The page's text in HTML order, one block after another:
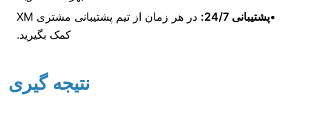
در هر زمان از تیم پشتیبانی مشتری XM
نتیجه گیری